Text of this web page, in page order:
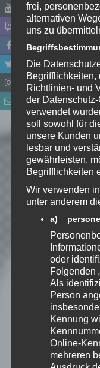
Name *
E-
Website
zu,
Mail.
frei,
alternativen
uns zu
Die
Begrifflichkeiten,
Richtlinien- und
der
verwendet
soll sowohl für
unsere Kunden
lesbar und
gewährleisten,
Begrifflichkeiten
Wir verwenden
unter anderem
a)
oder
Folgenden
Als
Person
Kennung
Online-
mehreren